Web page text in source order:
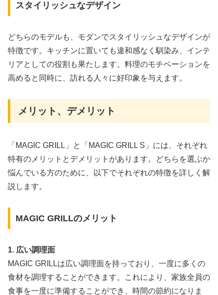
スタイリッシュなデザイン
どちらのモデルも、モダンでスタイリッシュなデザインが
特徴です。キッチンに置いても違和感なく馴染み、インテ
リアとしての役割も果たします。料理のモチベーションを
高めると同時に、訪れる人々に好印象を与えます。
メリット、デメリット
「MAGIC GRILL」と「MAGIC GRILL S」には、それぞれ
特有のメリットとデメリットがあります。どちらを選ぶか
悩んでいる方のために、以下でそれぞれの特徴を詳しく解
説します。
MAGIC GRILLのメリット
1. 広い調理面
MAGIC GRILLは広い調理面を持っており、一度に多くの
食材を調理することができます。これにより、家族全員の
食事を一度に準備することができ、時間の節約になりま